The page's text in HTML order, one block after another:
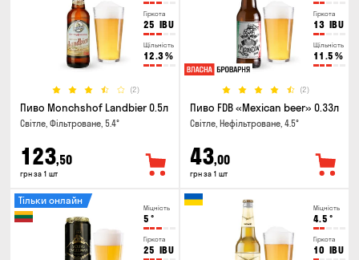
Гіркота
25 IBU
Щільність
12.3%
(2)
Пиво Monchshof Landbier 0.5л
Світле, Фільтроване, 5.4°
123,50
грн за 1 шт
Гіркота
13 IBU
Щільність
11.5 %
(2)
Пиво FDB «Mexican beer» 0.33л
Світле, Нефільтроване, 4.5°
43,00
грн за 1 шт
Міцність
5 °
Гіркота
25 IBU
Тільки онлайн
Міцність
4.5 °
Гіркота
10 IBU